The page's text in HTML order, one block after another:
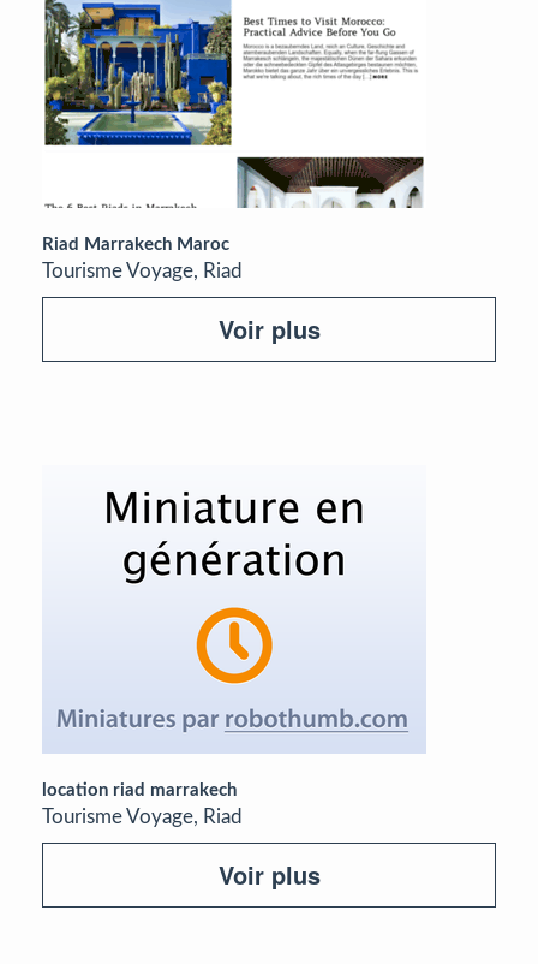
Riad Marrakech Maroc
Tourisme Voyage, Riad
Voir plus
location riad marrakech
Tourisme Voyage, Riad
Voir plus